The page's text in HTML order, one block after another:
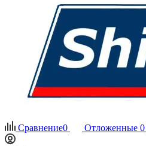
Сравнение0 Отложенные 0